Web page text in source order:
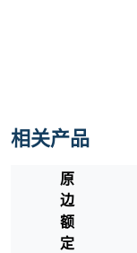
相关产品
原
边
额
定